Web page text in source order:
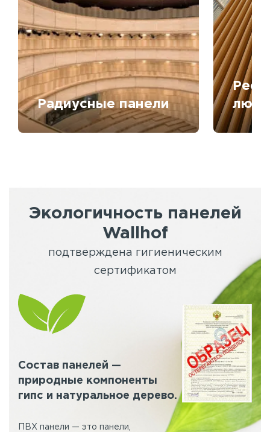
Радиусные панели
Экологичность панелей
Wallhof
подтверждена гигиеническим
сертификатом
Состав панелей —
природные компоненты
гипс и натуральное дерево.
ПВХ панели — это панели,